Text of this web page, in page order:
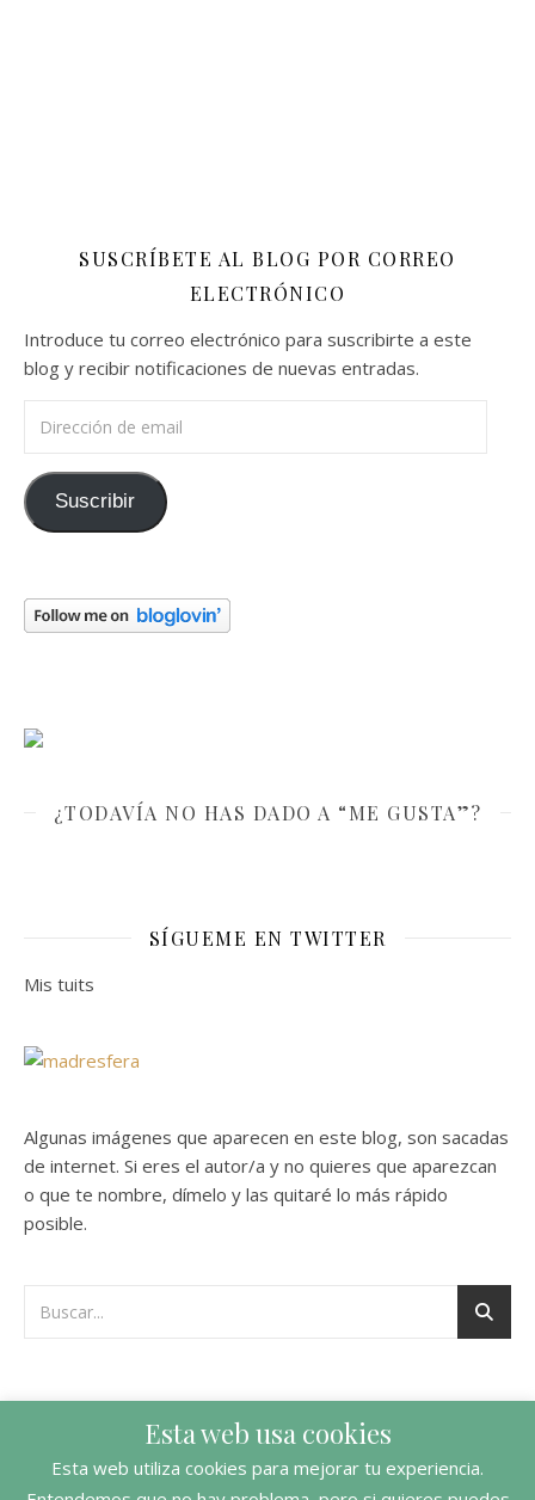
SUSCRÍBETE AL BLOG POR CORREO
ELECTRÓNICO
Introduce tu correo electrónico para suscribirte a este
blog y recibir notificaciones de nuevas entradas.
Suscribir
¿TODAVÍA NO HAS DADO A “ME GUSTA”?
SÍGUEME EN TWITTER
Mis tuits
Algunas imágenes que aparecen en este blog, son sacadas
de internet. Si eres el autor/a y no quieres que aparezcan
o que te nombre, dímelo y las quitaré lo más rápido
posible.
Esta web usa cookies
Esta web utiliza cookies para mejorar tu experiencia.